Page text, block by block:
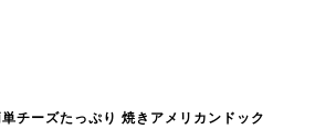
チーズたっぷり 焼きアメリカンドック